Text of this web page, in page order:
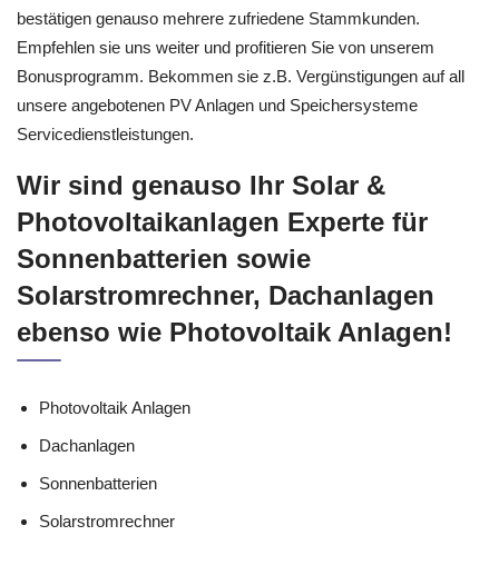
bestätigen genauso mehrere zufriedene Stammkunden.
Empfehlen sie uns weiter und profitieren Sie von unserem
Bonusprogramm. Bekommen sie z.B. Vergünstigungen auf all
unsere angebotenen PV Anlagen und Speichersysteme
Servicedienstleistungen.
Wir sind genauso Ihr Solar &
Photovoltaikanlagen Experte für
Sonnenbatterien sowie
Solarstromrechner, Dachanlagen
ebenso wie Photovoltaik Anlagen!
Photovoltaik Anlagen
Dachanlagen
Sonnenbatterien
Solarstromrechner